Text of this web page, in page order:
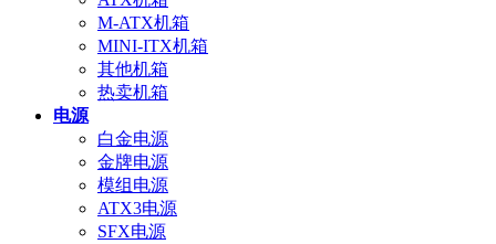
M-ATX机箱
MINI-ITX机箱
其他机箱
热卖机箱
电源
白金电源
金牌电源
模组电源
ATX3电源
SFX电源